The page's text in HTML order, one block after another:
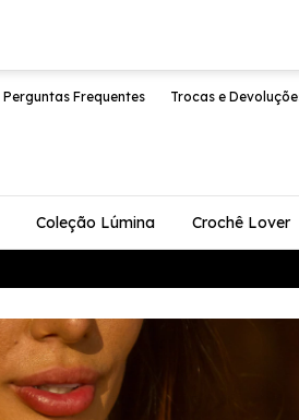
Perguntas Frequentes Trocas e
Coleção Lúmina Crochê Lover